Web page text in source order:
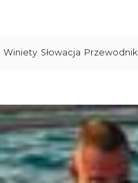
Winiety Słowacja Przewodnik